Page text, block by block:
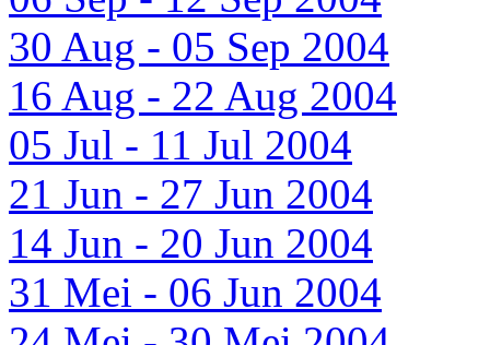
30 Aug - 05 Sep 2004
16 Aug - 22 Aug 2004
05 Jul - 11 Jul 2004
21 Jun - 27 Jun 2004
14 Jun - 20 Jun 2004
31 Mei - 06 Jun 2004